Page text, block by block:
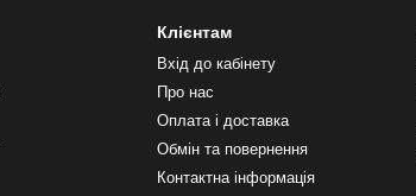
Клієнтам
Вхід до кабінету
Про нас
Оплата і доставка
Обмін та повернення
Контактна інформація